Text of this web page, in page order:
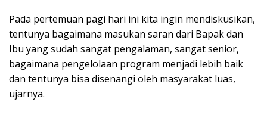
Pada pertemuan pagi hari ini kita ingin mendiskusikan,
tentunya bagaimana masukan saran dari Bapak dan
Ibu yang sudah sangat pengalaman, sangat senior,
bagaimana pengelolaan program menjadi lebih baik
dan tentunya bisa disenangi oleh masyarakat luas,
ujarnya.